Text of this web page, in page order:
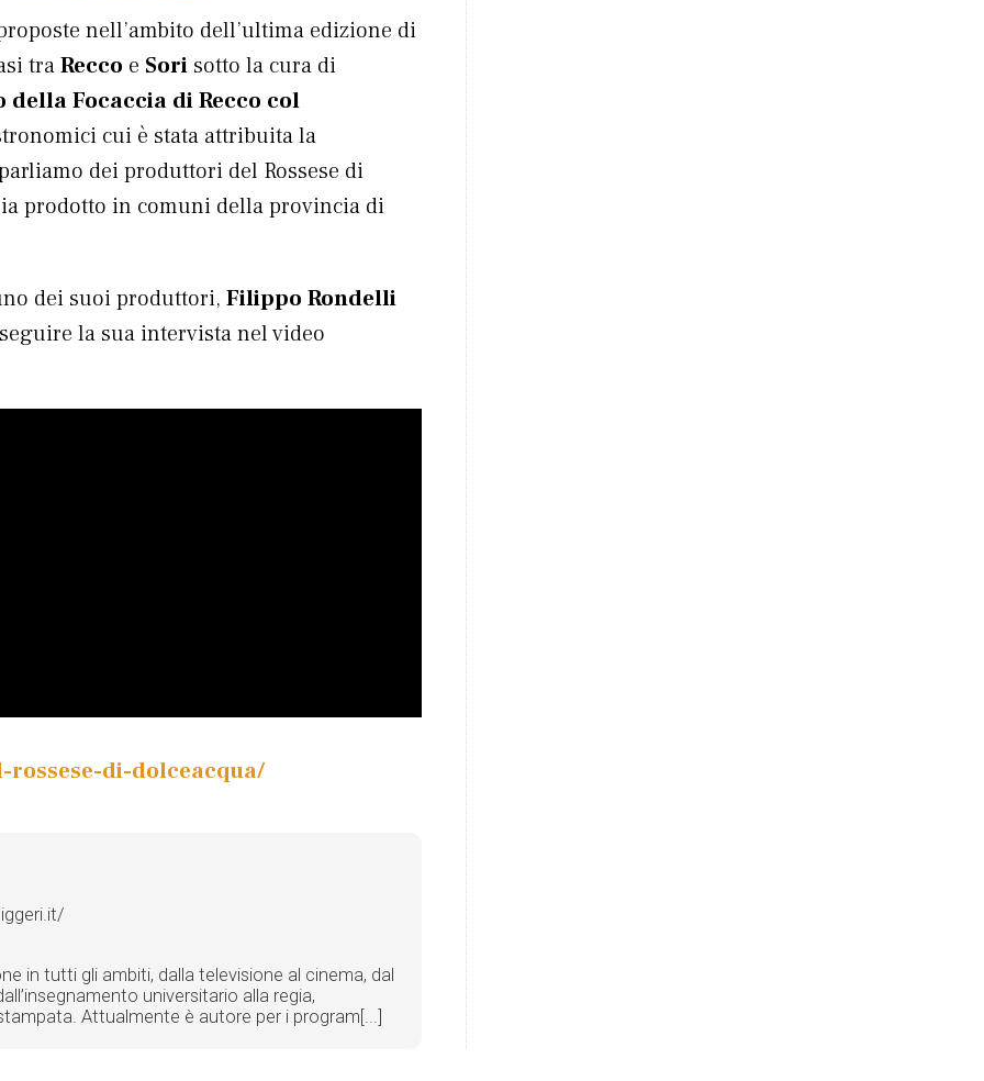
nell’ambito dell’ultima edizione di
traRecco e Sori sotto la cura di
della Focaccia di Recco col
cui è stata attribuita la
dei produttori del Rossese di
prodotto in comuni della provincia di
dei suoi produttori, Filippo Rondelli
la sua intervista nel video
di-dolceacqua/
in tutti gli ambiti, dalla televisione al cinema, dal
universitario alla regia,
Attualmente è autore per i program[...]